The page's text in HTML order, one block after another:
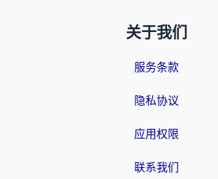
关于我们
服务条款
隐私协议
应用权限
联系我们